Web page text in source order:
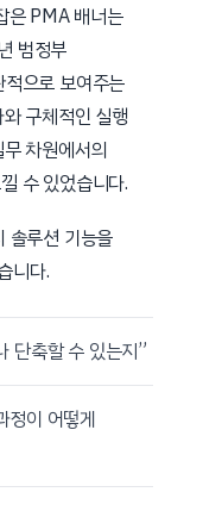
은 PMA 배너는
범정부
으로 보여주는
구체적인 실행
차원에서의
수 있었습니다.
솔루션 기능을
니다.
단축할 수 있는지”
정이 어떻게